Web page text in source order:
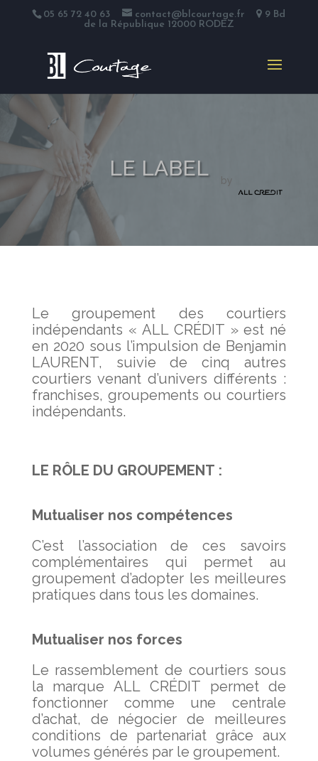
05 65 72 40 63 contact@blcourtage.fr
9 Bd
de la République 12000 RODEZ
LE LABEL by
Le groupement des courtiers
indépendants « ALL CRÉDIT » est né
en 2020 sous l’impulsion de Benjamin
LAURENT, suivie de cinq autres
courtiers venant d’univers différents :
franchises, groupements ou courtiers
indépendants.
LE RÔLE DU GROUPEMENT :
Mutualiser nos compétences
C’est l’association de ces savoirs
complémentaires qui permet au
groupement d’adopter les meilleures
pratiques dans tous les domaines.
Mutualiser nos forces
Le rassemblement de courtiers sous
la marque ALL CRÉDIT permet de
fonctionner comme une centrale
d’achat, de négocier de meilleures
conditions de partenariat grâce aux
volumes générés par le groupement.